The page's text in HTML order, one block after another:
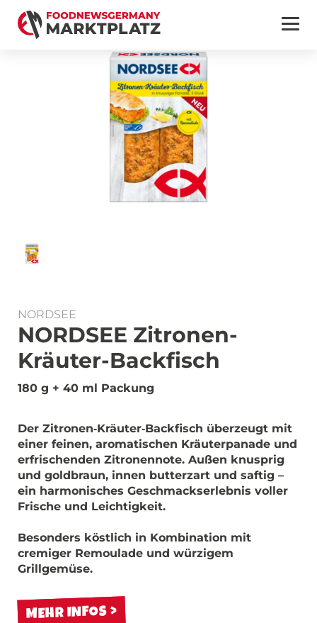
NORDSEE
NORDSEE Zitronen-
Kräuter-Backfisch
180 g + 40 ml Packung
Der Zitronen‑Kräuter‑Backfisch überzeugt mit
einer feinen, aromatischen Kräuterpanade und
erfrischenden Zitronennote. Außen knusprig
und goldbraun, innen butterzart und saftig –
ein harmonisches Geschmackserlebnis voller
Frische und Leichtigkeit.
Besonders köstlich in Kombination mit
cremiger Remoulade und würzigem
Grillgemüse.
MEHR INFOS